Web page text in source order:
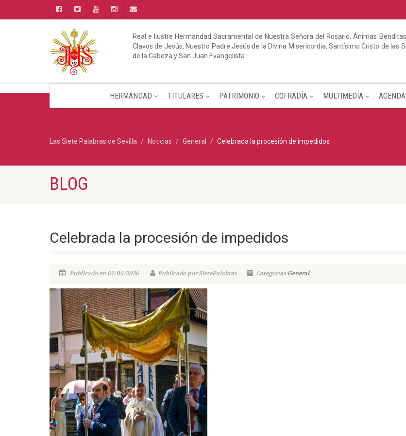
Real e Ilustre Hermandad Sacramental de Nuestra Señora del Rosario, Ánimas
Clavos de Jesús, Nuestro Padre Jesús de la Divina Misericordia, Santísimo Cristo de las
de la Cabeza y San Juan Evangelista
HERMANDAD TITULARES PATRIMONIO COFRADÍA MULTIMEDIA AGENDA
Las Siete Palabras de Sevilla Noticias General Celebrada la procesión de impedidos
BLOG
Celebrada la procesión de impedidos
Publicado en 01/06/2026 Publicado por:SietePalabras Categorías:General